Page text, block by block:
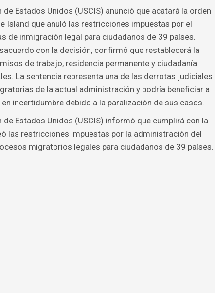
Estados Unidos (USCIS) anunció que acatará la orden
Island que anuló las restricciones impuestas por el
de inmigración legal para ciudadanos de 39 países.
con la decisión, confirmó que restablecerá la
de trabajo, residencia permanente y ciudadanía
La sentencia representa una de las derrotas judiciales
de la actual administración y podría beneficiar a
incertidumbre debido a la paralización de sus casos.
de Estados Unidos (USCIS) informó que cumplirá con la
las restricciones impuestas por la administración del
migratorios legales para ciudadanos de 39 países.